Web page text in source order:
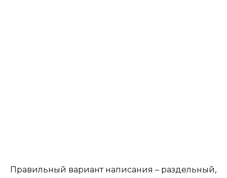
Правильный вариант написания – раздельный,